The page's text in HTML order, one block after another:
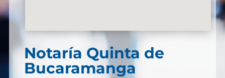
Notaría Quinta de
Bucaramanga